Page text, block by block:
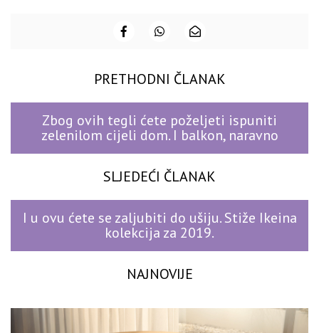
PRETHODNI ČLANAK
Zbog ovih tegli ćete poželjeti ispuniti
zelenilom cijeli dom. I balkon, naravno
SLJEDEĆI ČLANAK
I u ovu ćete se zaljubiti do ušiju. Stiže Ikeina
kolekcija za 2019.
NAJNOVIJE